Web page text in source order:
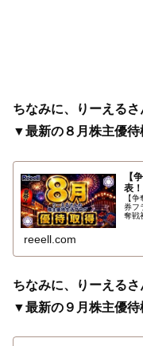
ちなみに、りーえるさ
▼最新の８月株主優待
【
表
【
券フ
奪戦
含
reeell.com
ちなみに、りーえるさ
▼最新の９月株主優待